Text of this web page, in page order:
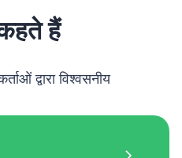
हैं
द्वारा विश्वसनीय